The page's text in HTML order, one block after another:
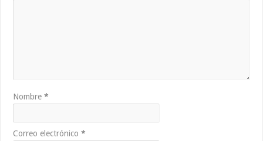
Nombre*
Correo electrónico*